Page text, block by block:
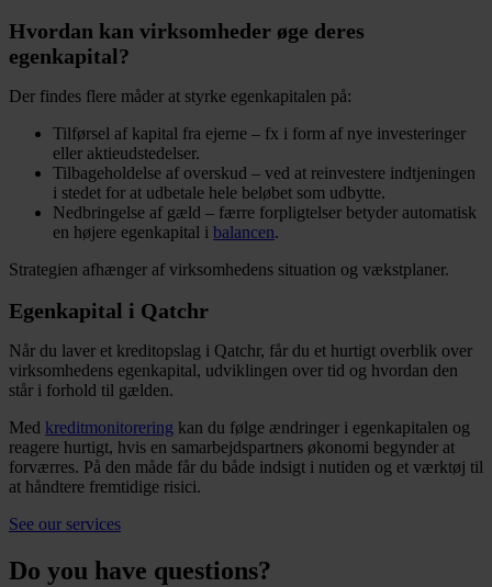
Hvordan kan virksomheder øge deres
egenkapital?
Der findes flere måder at styrke egenkapitalen på:
Tilførsel af kapital fra ejerne – fx i form af nye investeringer
eller aktieudstedelser.
Tilbageholdelse af overskud – ved at reinvestere indtjeningen
i stedet for at udbetale hele beløbet som udbytte.
Nedbringelse af gæld – færre forpligtelser betyder automatisk
en højere egenkapital i balancen.
Strategien afhænger af virksomhedens situation og vækstplaner.
Egenkapital i Qatchr
Når du laver et kreditopslag i Qatchr, får du et hurtigt overblik over
virksomhedens egenkapital, udviklingen over tid og hvordan den
står i forhold til gælden.
Med kreditmonitorering kan du følge ændringer i egenkapitalen og
reagere hurtigt, hvis en samarbejdspartners økonomi begynder at
forværres. På den måde får du både indsigt i nutiden og et værktøj til
at håndtere fremtidige risici.
See our services
Do you have questions?